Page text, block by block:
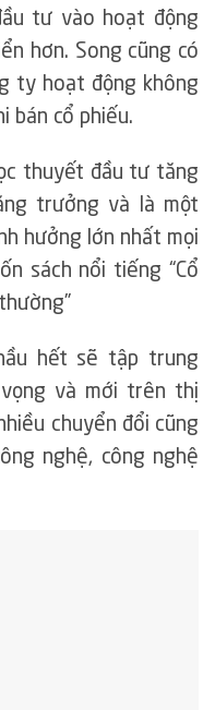
tư vào hoạt động
hơn. Song cũng có
ty hoạt động không
bán cổ phiếu.
thuyết đầu tư tăng
trưởng và là một
hưởng lớn nhất mọi
sách nổi tiếng “Cổ
hết sẽ tập trung
và mới trên thị
chuyển đổi cũng
nghệ, công nghệ